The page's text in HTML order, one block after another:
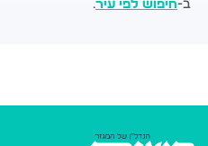
ב-חיפוש לפי עיר.